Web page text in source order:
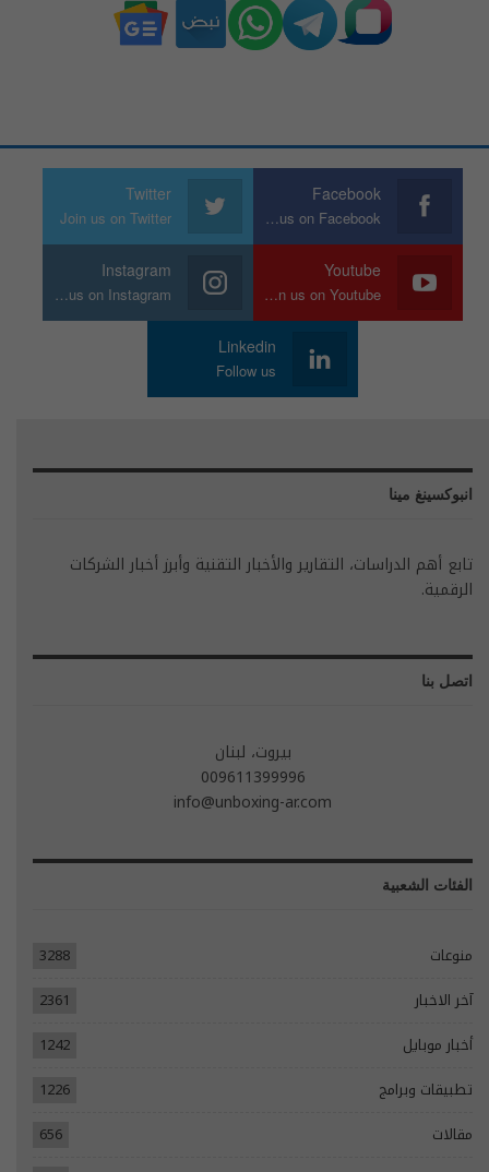
Facebook
Join us on Facebook
Twitter
Join us on Twitter
Youtube
Join us on Youtube
Instagram
Join us on Instagram
Linkedin
Follow us
انبوكسينغ مينا
تابع أهم الدراسات، التقارير والأخبار التقنية وأبرز أخبار الشركات
الرقمية.
اتصل بنا
بيروت، لبنان
009611399996
info@unboxing-ar.com
الفئات الشعبية
منوعات
3288
آخر الاخبار
2361
أخبار موبايل
1242
تطبيقات وبرامج
1226
مقالات
656